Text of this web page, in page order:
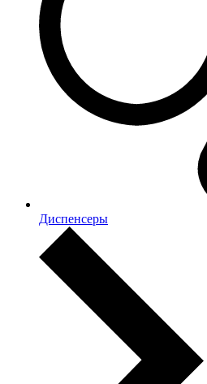
Диспенсеры